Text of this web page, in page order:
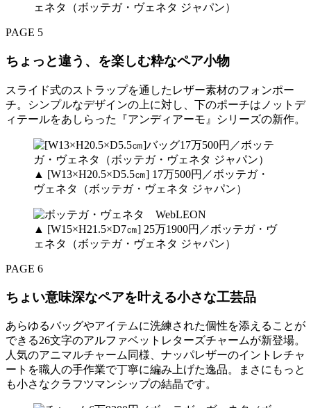
ェネタ（ボッテガ・ヴェネタ ジャパン）
PAGE 5
ちょっと違う、を楽しむ粋なペア小物
スライド式のストラップを通したレザー素材のフォンポー
チ。シンプルなデザインの上に対し、下のポーチはノットデ
ィテールをあしらった『アンディアーモ』シリーズの新作。
▲ [W13×H20.5×D5.5㎝] 17万500円／ボッテガ・
ヴェネタ（ボッテガ・ヴェネタ ジャパン）
▲ [W15×H21.5×D7㎝] 25万1900円／ボッテガ・ヴ
ェネタ（ボッテガ・ヴェネタ ジャパン）
PAGE 6
ちょい意味深なペアを叶える小さな工芸品
あらゆるバッグやアイテムに洗練された個性を添えることが
できる26文字のアルファベットレターズチャームが新登場。
人気のアニマルチャーム同様、ナッパレザーのイントレチャ
ートを職人の手作業で丁寧に編み上げた逸品。まさにもっと
も小さなクラフツマンシップの結晶です。